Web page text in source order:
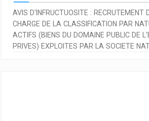
AVIS D'INFRUCTUOSITE : RECRUTEMENT
CHARGE DE LA CLASSIFICATION PAR
ACTIFS (BIENS DU DOMAINE PUBLIC DE
PRIVES) EXPLOITES PAR LA SOCIETE